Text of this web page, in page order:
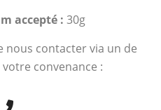
accepté : 30g
nous contacter via un de
convenance :